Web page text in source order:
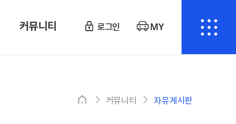
커뮤니티 로그인 MY
커뮤니티 자유게시판